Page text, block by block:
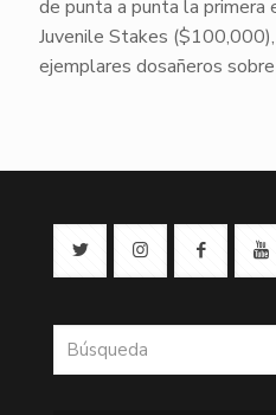
de punta a punta la primera
Juvenile Stakes
ejemplares dosañeros sobre